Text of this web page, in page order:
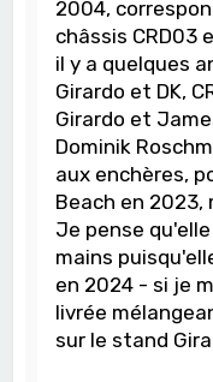
2004,
châssis CRD03
il y a quelques
Girardo et DK,
Girardo et
Dominik
aux enchères,
Beach en 2023,
Je pense
mains
en 2024 - si je
livrée
sur le stand